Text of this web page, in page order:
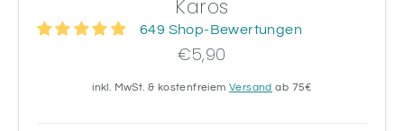
Karos
649 Shop-Bewertungen
€5,90
inkl. MwSt. & kostenfreiemVersand ab 75€